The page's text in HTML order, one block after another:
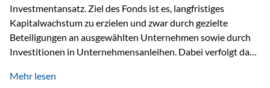
Investmentansatz. Ziel des Fonds ist es, langfristiges
Kapitalwachstum zu erzielen und zwar durch gezielte
Beteiligungen an ausgewählten Unternehmen sowie durch
Investitionen in Unternehmensanleihen. Dabei verfolgt das
Marktbewegungen stehen im Fokus, sondern die
Mehr lesen